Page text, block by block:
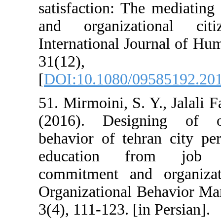
satisfaction:
and
International
[DOI:10.1080/
51. Mirmoini,
(2016).
behavior of
education
commitment
Organizational
3(4), 111-123.